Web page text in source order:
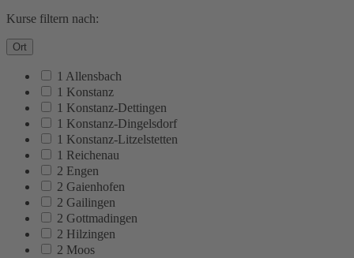
Kurse filtern nach:
Ort
1 Allensbach
1 Konstanz
1 Konstanz-Dettingen
1 Konstanz-Dingelsdorf
1 Konstanz-Litzelstetten
1 Reichenau
2 Engen
2 Gaienhofen
2 Gailingen
2 Gottmadingen
2 Hilzingen
2 Moos